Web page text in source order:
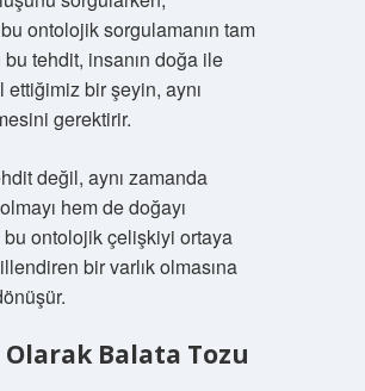
ontolojik sorgulamanın tam
bu tehdit, insanın doğa ile
ettiğimiz bir şeyin, aynı
gerektirir.
değil, aynı zamanda
hem de doğayı
ontolojik çelişkiyi ortaya
bir varlık olmasına
Balata Tozu